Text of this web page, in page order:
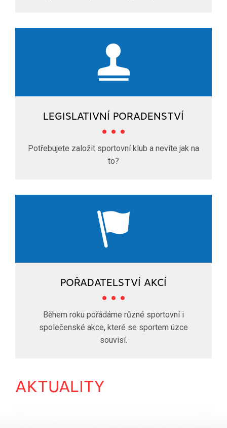
LEGISLATIVNÍ PORADENSTVÍ
Potřebujete založit sportovní klub a nevíte jak na
to?
POŘADATELSTVÍ AKCÍ
Během roku pořádáme různé sportovní i
společenské akce, které se sportem úzce
souvisí.
AKTUALITY